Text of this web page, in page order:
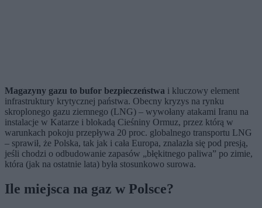
Magazyny gazu to bufor bezpieczeństwa i kluczowy element
infrastruktury krytycznej państwa. Obecny kryzys na rynku
skroplonego gazu ziemnego (LNG) – wywołany atakami Iranu na
instalacje w Katarze i blokadą Cieśniny Ormuz, przez którą w
warunkach pokoju przepływa 20 proc. globalnego transportu LNG
– sprawił, że Polska, tak jak i cała Europa, znalazła się pod presją,
jeśli chodzi o odbudowanie zapasów „błękitnego paliwa” po zimie,
która (jak na ostatnie lata) była stosunkowo surowa.
Ile miejsca na gaz w Polsce?